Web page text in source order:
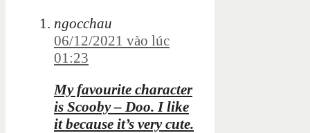
ngocchau
06/12/2021 vào lúc
01:23
My favourite character
is Scooby – Doo. I like
it because it’s very cute.